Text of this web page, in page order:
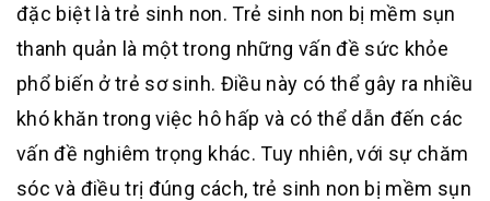
đặc biệt là trẻ sinh non. Trẻ sinh non bị mềm sụn
thanh quản là một trong những vấn đề sức khỏe
phổ biến ở trẻ sơ sinh. Điều này có thể gây ra nhiều
khó khăn trong việc hô hấp và có thể dẫn đến các
vấn đề nghiêm trọng khác. Tuy nhiên, với sự chăm
sóc và điều trị đúng cách, trẻ sinh non bị mềm sụn